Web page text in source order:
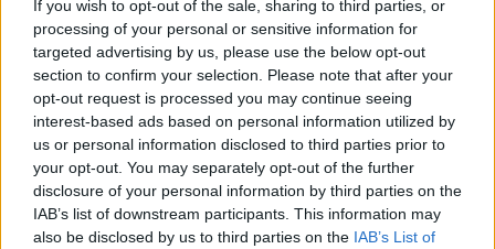
If you wish to opt-out of the sale, sharing to third parties, or
processing of your personal or sensitive information for
targeted advertising by us, please use the below opt-out
section to confirm your selection. Please note that after your
opt-out request is processed you may continue seeing
interest-based ads based on personal information utilized by
us or personal information disclosed to third parties prior to
your opt-out. You may separately opt-out of the further
disclosure of your personal information by third parties on the
IAB’s list of downstream participants. This information may
also be disclosed by us to third parties on the IAB’s List of
προσαρμόζεται στις γνώσεις και στις αντιλήψεις
κάθε εποχής. «Ό,τι κι αν είναι αυτό το φαινόμενο,
παραμένει πάντα ένα ή δύο βήματα μπροστά από
αυτό που οι άνθρωποι περιμένουν να δουν»,
προειδοποίησε.
Παρότι 162 αρχεία δημοσιοποιήθηκαν την
Παρασκευή, η κυβέρνηση ανακοίνωσε ότι
περισσότερα θα δίνονται σταδιακά στη